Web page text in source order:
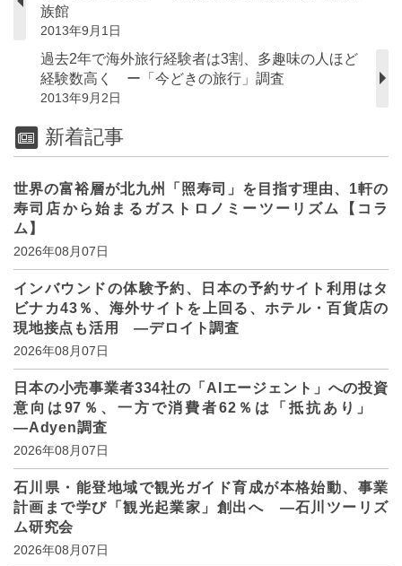
族館
2013年9月1日
過去2年で海外旅行経験者は3割、多趣味の人ほど
経験数高く ー「今どきの旅行」調査
2013年9月2日
新着記事
世界の富裕層が北九州「照寿司」を目指す理由、1軒の
寿司店から始まるガストロノミーツーリズム【コラ
ム】
2026年08月07日
インバウンドの体験予約、日本の予約サイト利用はタ
ビナカ43％、海外サイトを上回る、ホテル・百貨店の
現地接点も活用 ―デロイト調査
2026年08月07日
日本の小売事業者334社の「AIエージェント」への投資
意向は97％、一方で消費者62％は「抵抗あり」
―Adyen調査
2026年08月07日
石川県・能登地域で観光ガイド育成が本格始動、事業
計画まで学び「観光起業家」創出へ ―石川ツーリズ
ム研究会
2026年08月07日